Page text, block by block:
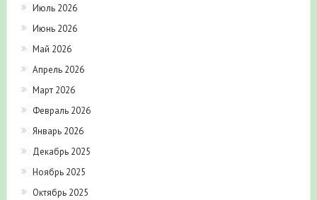
Июнь 2026
Май 2026
Апрель 2026
Март 2026
Февраль 2026
Январь 2026
Декабрь 2025
Ноябрь 2025
Октябрь 2025
Август 2025